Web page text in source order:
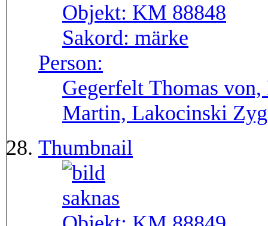
Objekt: KM 88848
Sakord: märke
Person:
Gegerfelt Thomas
Martin, Lakocinski
Thumbnail